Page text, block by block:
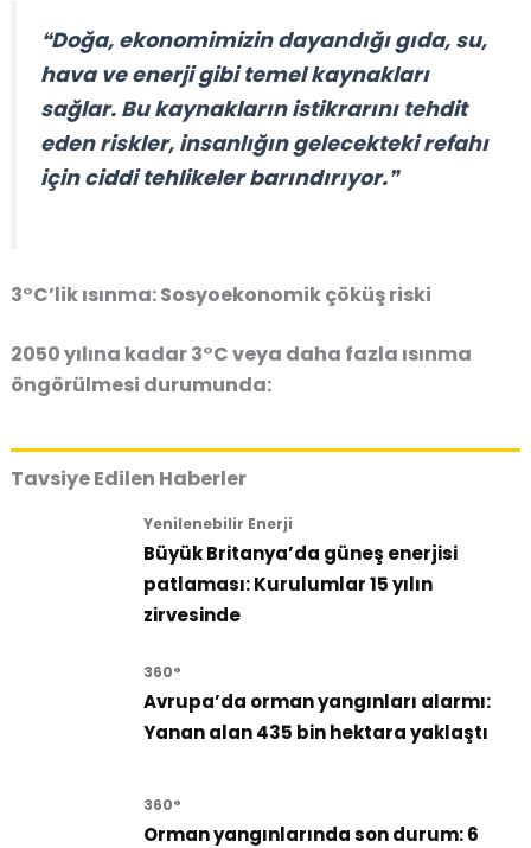
❝Doğa, ekonomimizin dayandığı gıda, su,
hava ve enerji gibi temel kaynakları
sağlar. Bu kaynakların istikrarını tehdit
eden riskler, insanlığın gelecekteki refahı
için ciddi tehlikeler barındırıyor.❞
3°C’lik ısınma: Sosyoekonomik çöküş riski
2050 yılına kadar 3°C veya daha fazla ısınma
öngörülmesi durumunda:
Tavsiye Edilen Haberler
Yenilenebilir Enerji
Büyük Britanya’da güneş enerjisi
patlaması: Kurulumlar 15 yılın
zirvesinde
360°
Avrupa’da orman yangınları alarmı:
Yanan alan 435 bin hektara yaklaştı
360°
Orman yangınlarında son durum: 6